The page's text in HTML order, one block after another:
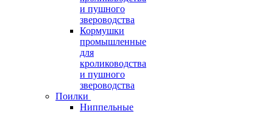
и пушного
звероводства
Кормушки
промышленные
для
кролиководства
и пушного
звероводства
Поилки
Ниппельные